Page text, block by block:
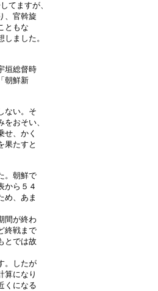
てますが、
、官斡旋
ともな
ました。
垣総督時
朝鮮新
ない。そ
おそい、
せ、かく
果たすと
。朝鮮で
から５４
め、あま
間が終わ
終戦まで
とでは故
。したが
算になり
くになる